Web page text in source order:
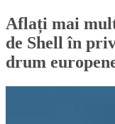
Aflați mai
de Shell în
drum